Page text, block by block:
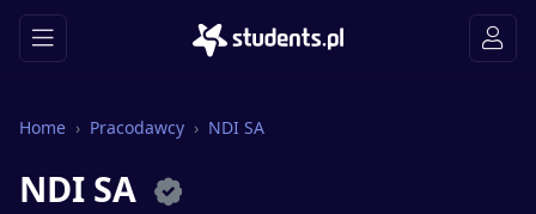
Home Pracodawcy NDI SA
NDI SA